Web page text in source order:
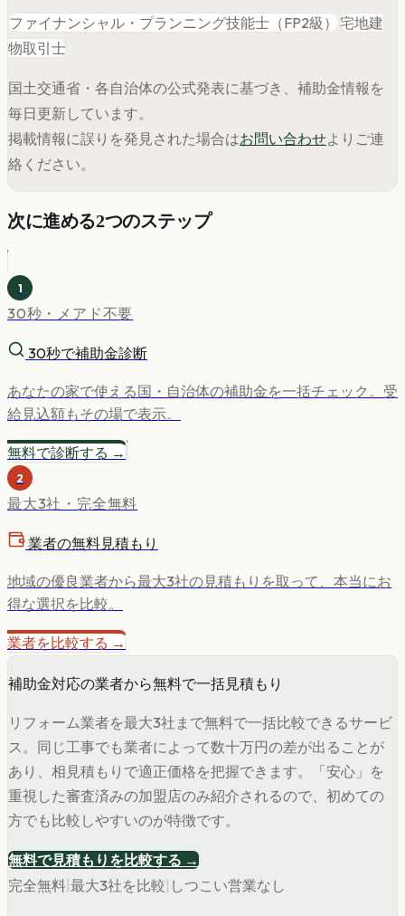
ファイナンシャル・プランニング技能士（FP2級）宅地建
物取引士
国土交通省・各自治体の公式発表に基づき、補助金情報を
毎日更新しています。
掲載情報に誤りを発見された場合はお問い合わせよりご連
絡ください。
次に進める2つのステップ
1
30秒・メアド不要
30秒で補助金診断
あなたの家で使える国・自治体の補助金を一括チェック。受
給見込額もその場で表示。
無料で診断する →
2
最大3社・完全無料
業者の無料見積もり
地域の優良業者から最大3社の見積もりを取って、本当にお
得な選択を比較。
業者を比較する →
補助金対応の業者から無料で一括見積もり
リフォーム業者を最大3社まで無料で一括比較できるサービ
ス。同じ工事でも業者によって数十万円の差が出ることが
あり、相見積もりで適正価格を把握できます。「安心」を
重視した審査済みの加盟店のみ紹介されるので、初めての
方でも比較しやすいのが特徴です。
無料で見積もりを比較する →
完全無料 最大3社を比較 しつこい営業なし